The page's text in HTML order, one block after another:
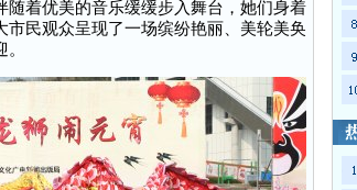
着优美的音乐缓缓步入舞台，她们身着
民观众呈现了一场缤纷艳丽、美轮美奂